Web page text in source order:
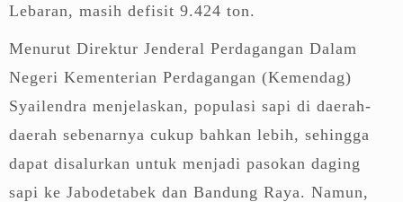
Lebaran, masih defisit 9.424 ton.
Menurut Direktur Jenderal Perdagangan Dalam
Negeri Kementerian Perdagangan (Kemendag)
Syailendra menjelaskan, populasi sapi di daerah-
daerah sebenarnya cukup bahkan lebih, sehingga
dapat disalurkan untuk menjadi pasokan daging
sapi ke Jabodetabek dan Bandung Raya. Namun,